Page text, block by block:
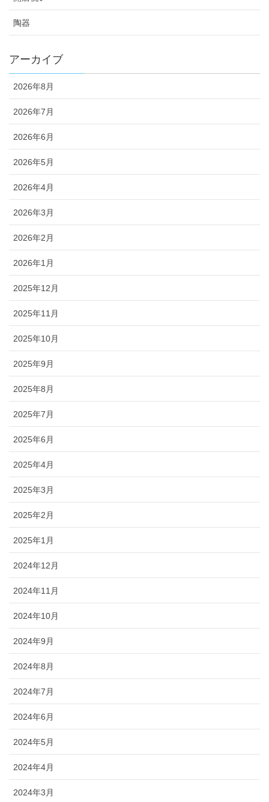
陶器
アーカイブ
2026年8月
2026年7月
2026年6月
2026年5月
2026年4月
2026年3月
2026年2月
2026年1月
2025年12月
2025年11月
2025年10月
2025年9月
2025年8月
2025年7月
2025年6月
2025年4月
2025年3月
2025年2月
2025年1月
2024年12月
2024年11月
2024年10月
2024年9月
2024年8月
2024年7月
2024年6月
2024年5月
2024年4月
2024年3月